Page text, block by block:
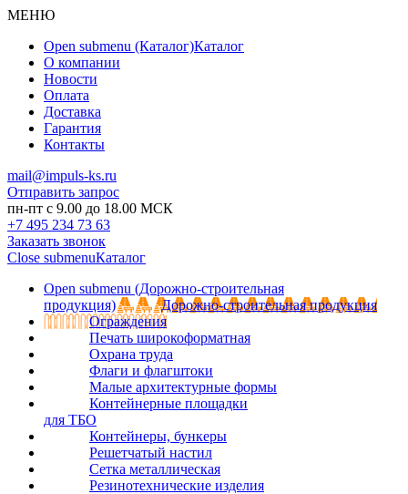
МЕНЮ
Open submenu (Каталог)Каталог
О компании
Новости
Оплата
Доставка
Гарантия
Контакты
mail@impuls-ks.ru
Отправить запрос
пн-пт с 9.00 до 18.00 МСК
+7 495 234 73 63
Заказать звонок
Close submenuКаталог
Open submenu (Дорожно-строительная
продукция)
Дорожно-строительная продукция
Ограждения
Печать широкоформатная
Охрана труда
Флаги и флагштоки
Малые архитектурные формы
Контейнерные площадки
для ТБО
Контейнеры, бункеры
Решетчатый настил
Сетка металлическая
Резинотехнические изделия